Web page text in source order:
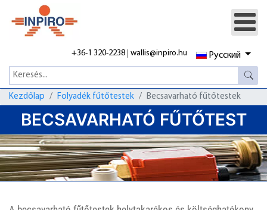
+36-1 320-2238 |wallis@inpiro.hu Русский
Kezdőlap Folyadék fűtőtestek Becsavarható fűtőtestek
BECSAVARHATÓ FŰTŐTEST